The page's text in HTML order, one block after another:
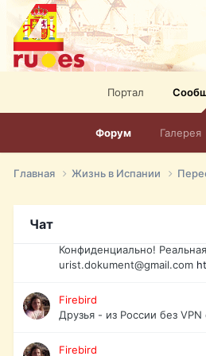
Портал
Форум Галерея
Главная Жизнь в Испании
Чат
elevision-in-spain.html Тел:
David16
Книги
David16
Подскажите пожалуйста,
Если Вы попали в трудную
Конфиденциально!
urist.dokument@gmail.com
Firebird
Друзья - из России без
Firebird